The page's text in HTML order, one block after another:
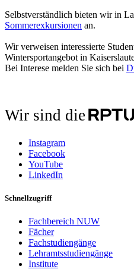
Selbstverständlich bieten wir in
Sommerexkursionen an.
Wir verweisen interessierte
Wintersportangebot in
Bei Interese melden Sie sich bei
Wir sind die
Instagram
Facebook
YouTube
LinkedIn
Schnellzugriff
Fachbereich NUW
Fächer
Fachstudiengänge
Lehramtsstudiengänge
Institute